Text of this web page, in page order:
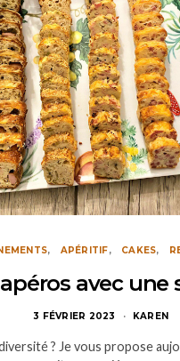
APÉRITIF CAKES
avec une
3 FÉVRIER 2023 KAREN
? Je vous propose